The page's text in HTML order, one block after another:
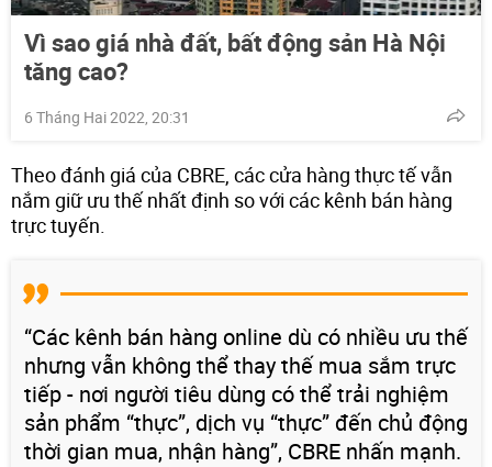
Vì sao giá nhà đất, bất động sản Hà Nội
tăng cao?
6 Tháng Hai 2022, 20:31
Theo đánh giá của CBRE, các cửa hàng thực tế vẫn
nắm giữ ưu thế nhất định so với các kênh bán hàng
trực tuyến.
“Các kênh bán hàng online dù có nhiều ưu thế
nhưng vẫn không thể thay thế mua sắm trực
tiếp - nơi người tiêu dùng có thể trải nghiệm
sản phẩm “thực”, dịch vụ “thực” đến chủ động
thời gian mua, nhận hàng”, CBRE nhấn mạnh.